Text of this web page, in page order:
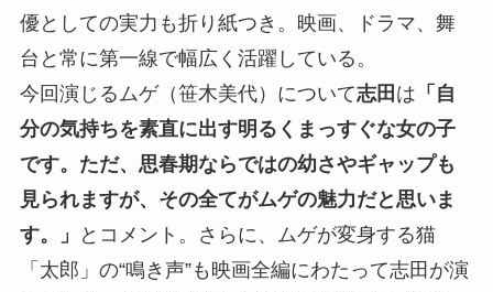
優としての実力も折り紙つき。映画、ドラマ、舞
台と常に第一線で幅広く活躍している。
今回演じるムゲ（笹木美代）について志田 は 「自
分の気持ちを素直に出す明るくまっすぐな女の子
です。ただ、思春期ならではの幼さやギャップも
見られますが、その全てがムゲの魅力だと思いま
す。」
とコメント。さらに、ムゲが変身する猫
「太郎」の“鳴き声”も映画全編にわたって志田が演